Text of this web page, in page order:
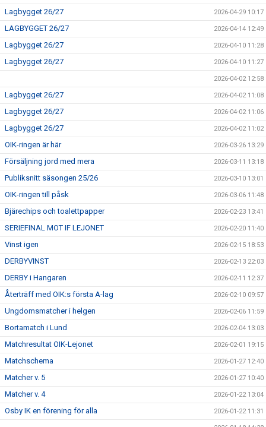
Lagbygget 26/27 2026-04-29 10:17
LAGBYGGET 26/27 2026-04-14 12:49
Lagbygget 26/27 2026-04-10 11:28
Lagbygget 26/27 2026-04-10 11:27
2026-04-02 12:58
Lagbygget 26/27 2026-04-02 11:08
Lagbygget 26/27 2026-04-02 11:06
Lagbygget 26/27 2026-04-02 11:02
OIK-ringen är här 2026-03-26 13:29
Försäljning jord med mera 2026-03-11 13:18
Publiksnitt säsongen 25/26 2026-03-10 13:01
OIK-ringen till påsk 2026-03-06 11:48
Bjärechips och toalettpapper 2026-02-23 13:41
SERIEFINAL MOT IF LEJONET 2026-02-20 11:40
Vinst igen 2026-02-15 18:53
DERBYVINST 2026-02-13 22:03
DERBY i Hangaren 2026-02-11 12:37
Återträff med OIK:s första A-lag 2026-02-10 09:57
Ungdomsmatcher i helgen 2026-02-06 11:59
Bortamatch i Lund 2026-02-04 13:03
Matchresultat OIK-Lejonet 2026-02-01 19:15
Matchschema 2026-01-27 12:40
Matcher v. 5 2026-01-27 10:40
Matcher v. 4 2026-01-22 13:04
Osby IK en förening för alla 2026-01-22 11:31